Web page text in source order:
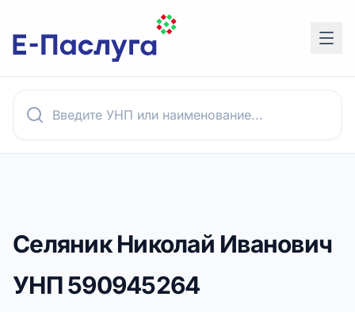
Селяник Николай Иванович
УНП590945264